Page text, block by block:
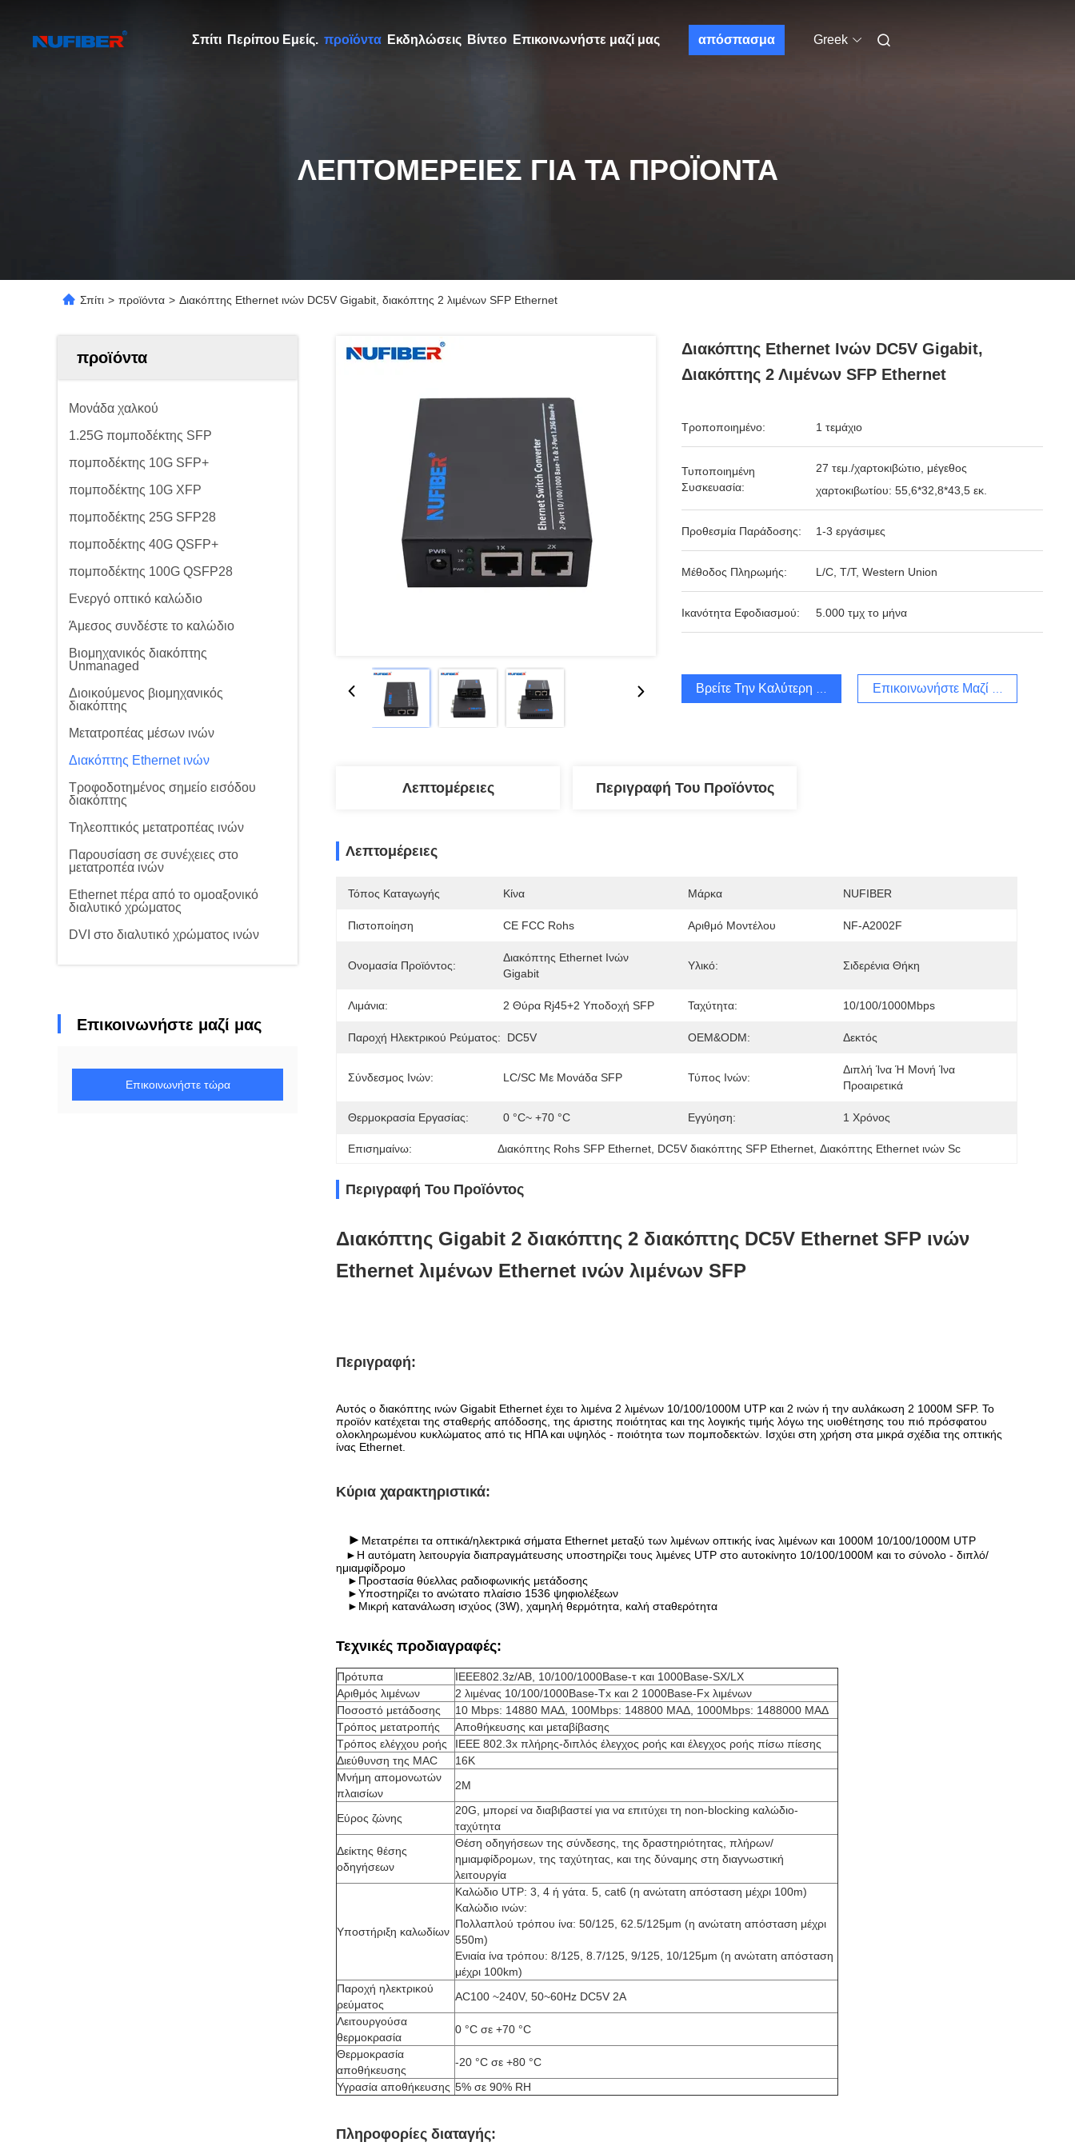
Σπίτι Περίπου Εμείς. προϊόντα Εκδηλώσεις Βίντεο Επικοινωνήστε μαζί μας απόσπασμα Greek
ΛΕΠΤΟΜΈΡΕΙΕΣ ΓΙΑ ΤΑ ΠΡΟΪΌΝΤΑ
Σπίτι > προϊόντα > Διακόπτης Ethernet ινών DC5V Gigabit, διακόπτης 2 λιμένων SFP Ethernet
προϊόντα
Μονάδα χαλκού
1.25G πομποδέκτης SFP
πομποδέκτης 10G SFP+
πομποδέκτης 10G XFP
πομποδέκτης 25G SFP28
πομποδέκτης 40G QSFP+
πομποδέκτης 100G QSFP28
Ενεργό οπτικό καλώδιο
Άμεσος συνδέστε το καλώδιο
Βιομηχανικός διακόπτης
Unmanaged
Διοικούμενος βιομηχανικός
διακόπτης
Μετατροπέας μέσων ινών
Διακόπτης Ethernet ινών
Τροφοδοτημένος σημείο εισόδου
διακόπτης
Τηλεοπτικός μετατροπέας ινών
Παρουσίαση σε συνέχειες στο
μετατροπέα ινών
Ethernet πέρα από το ομοαξονικό
διαλυτικό χρώματος
DVI στο διαλυτικό χρώματος ινών
Επικοινωνήστε μαζί μας
Επικοινωνήστε τώρα
Διακόπτης Ethernet Ινών DC5V Gigabit,
Διακόπτης 2 Λιμένων SFP Ethernet
Τροποποιημένο: 1 τεμάχιο
Τυποποιημένη
Συσκευασία:
27 τεμ./χαρτοκιβώτιο, μέγεθος
χαρτοκιβωτίου: 55,6*32,8*43,5 εκ.
Προθεσμία Παράδοσης: 1-3 εργάσιμες
Μέθοδος Πληρωμής: L/C, T/T, Western Union
Ικανότητα Εφοδιασμού: 5.000 τμχ το μήνα
Βρείτε Την Καλύτερη Τιμή Επικοινωνήστε Μαζί Μας
Λεπτομέρειες Περιγραφή Του Προϊόντος
Λεπτομέρειες
Τόπος Καταγωγής Κίνα Μάρκα NUFIBER
Πιστοποίηση CE FCC Rohs Αριθμό Μοντέλου NF-A2002F
Ονομασία Προϊόντος:
Διακόπτης Ethernet Ινών
Gigabit
Υλικό: Σιδερένια Θήκη
Λιμάνια: 2 Θύρα Rj45+2 Υποδοχή SFP Ταχύτητα: 10/100/1000Mbps
Παροχή Ηλεκτρικού Ρεύματος: DC5V OEM&ODM: Δεκτός
Σύνδεσμος Ινών: LC/SC Με Μονάδα SFP Τύπος Ινών:
Διπλή Ίνα Ή Μονή Ίνα
Προαιρετικά
Θερμοκρασία Εργασίας: 0 °C~ +70 °C Εγγύηση: 1 Χρόνος
Επισημαίνω: Διακόπτης Rohs SFP Ethernet DC5V διακόπτης SFP Ethernet , Διακόπτης Ethernet ινών Sc
Περιγραφή Του Προϊόντος
Διακόπτης Gigabit 2 διακόπτης 2 διακόπτης DC5V Ethernet SFP ινών
Ethernet λιμένων Ethernet ινών λιμένων SFP
Περιγραφή:
Αυτός ο διακόπτης ινών Gigabit Ethernet έχει το λιμένα 2 λιμένων 10/100/1000M UTP και 2 ινών ή την αυλάκωση 2 1000M SFP. Το
προϊόν κατέχεται της σταθερής απόδοσης, της άριστης ποιότητας και της λογικής τιμής λόγω της υιοθέτησης του πιό πρόσφατου
ολοκληρωμένου κυκλώματος από τις ΗΠΑ και υψηλός - ποιότητα των πομποδεκτών. Ισχύει στη χρήση στα μικρά σχέδια της οπτικής
ίνας Ethernet.
Κύρια χαρακτηριστικά:
► Μετατρέπει τα οπτικά/ηλεκτρικά σήματα Ethernet μεταξύ των λιμένων οπτικής ίνας λιμένων και 1000M 10/100/1000M UTP
►Η αυτόματη λειτουργία διαπραγμάτευσης υποστηρίζει τους λιμένες UTP στο αυτοκίνητο 10/100/1000M και το σύνολο - διπλό/
ημιαμφίδρομο
►Προστασία θύελλας ραδιοφωνικής μετάδοσης
►Υποστηρίζει το ανώτατο πλαίσιο 1536 ψηφιολέξεων
►Μικρή κατανάλωση ισχύος (3W), χαμηλή θερμότητα, καλή σταθερότητα
Τεχνικές προδιαγραφές:
Πρότυπα
IEEE802.3z/AB, 10/100/1000Base-τ και 1000Base-SX/LX
Αριθμός λιμένων
2 λιμένας 10/100/1000Base-Tx και 2 1000Base-Fx λιμένων
Ποσοστό μετάδοσης
10 Mbps: 14880 ΜΑΔ, 100Mbps: 148800 ΜΑΔ, 1000Mbps: 1488000 ΜΑΔ
Τρόπος μετατροπής
Αποθήκευσης και μεταβίβασης
Τρόπος ελέγχου ροής
IEEE 802.3x πλήρης-διπλός έλεγχος ροής και έλεγχος ροής πίσω πίεσης
Διεύθυνση της MAC
16K
Μνήμη απομονωτών
πλαισίων
2M
Εύρος ζώνης
20G, μπορεί να διαβιβαστεί για να επιτύχει τη non-blocking καλώδιο-
ταχύτητα
Δείκτης θέσης
οδηγήσεων
Θέση οδηγήσεων της σύνδεσης, της δραστηριότητας, πλήρων/
ημιαμφίδρομων, της ταχύτητας, και της δύναμης στη διαγνωστική
λειτουργία
Υποστήριξη καλωδίων
Καλώδιο UTP: 3, 4 ή γάτα. 5, cat6 (η ανώτατη απόσταση μέχρι 100m)
Καλώδιο ινών:
Πολλαπλού τρόπου ίνα: 50/125, 62.5/125μm (η ανώτατη απόσταση μέχρι
550m)
Ενιαία ίνα τρόπου: 8/125, 8.7/125, 9/125, 10/125μm (η ανώτατη απόσταση
μέχρι 100km)
Παροχή ηλεκτρικού
ρεύματος
AC100 ~240V, 50~60Hz DC5V 2A
Λειτουργούσα
θερμοκρασία
0 °C σε +70 °C
Θερμοκρασία
αποθήκευσης
-20 °C σε +80 °C
Υγρασία αποθήκευσης 5% σε 90% RH
Πληροφορίες διαταγής: